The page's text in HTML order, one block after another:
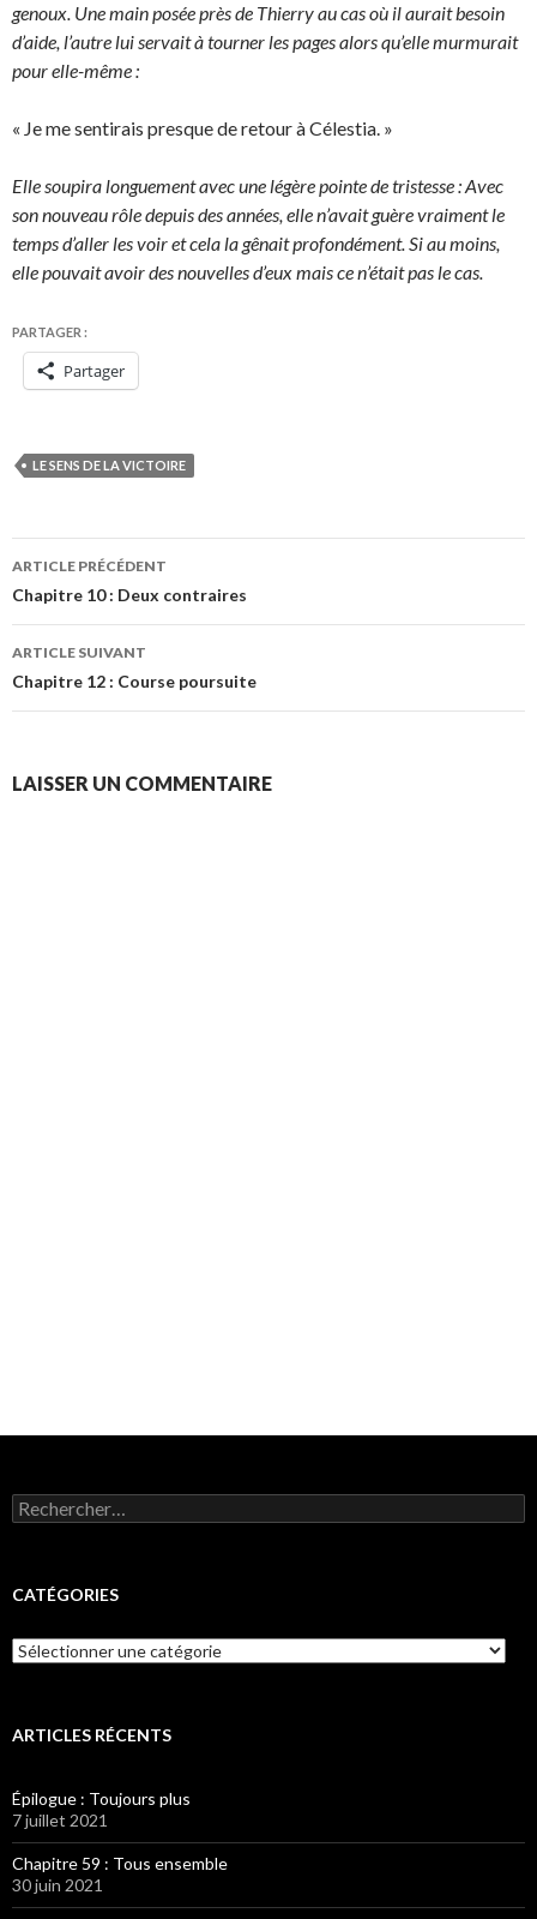
genoux. Une main posée près de Thierry au cas où il aurait besoin
d’aide, l’autre lui servait à tourner les pages alors qu’elle murmurait
pour elle-même :
« Je me sentirais presque de retour à Célestia. »
Elle soupira longuement avec une légère pointe de tristesse : Avec
son nouveau rôle depuis des années, elle n’avait guère vraiment le
temps d’aller les voir et cela la gênait profondément. Si au moins,
elle pouvait avoir des nouvelles d’eux mais ce n’était pas le cas.
PARTAGER :
Partager
LE SENS DE LA VICTOIRE
Navigation
des
articles
ARTICLE PRÉCÉDENT
Chapitre 10 : Deux contraires
ARTICLE SUIVANT
Chapitre 12 : Course poursuite
LAISSER UN COMMENTAIRE
Rechercher :
CATÉGORIES
Catégories
ARTICLES RÉCENTS
Épilogue : Toujours plus
7 juillet 2021
Chapitre 59 : Tous ensemble
30 juin 2021